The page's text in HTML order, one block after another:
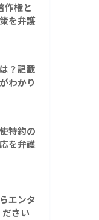
作権と
を弁護
？記載
わかり
特約の
を弁護
エンタ
さい